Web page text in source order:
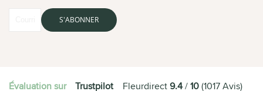
S'ABONNER
Évaluation sur Trustpilot Fleurdirect9.4/10(1017Avis)